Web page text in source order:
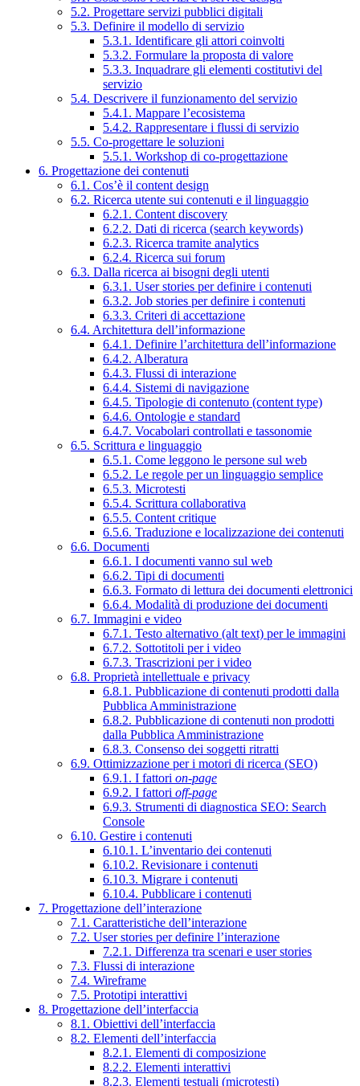
5.2. Progettare servizi pubblici digitali
5.3. Definire il modello di servizio
5.3.1. Identificare gli attori coinvolti
5.3.2. Formulare la proposta di valore
5.3.3. Inquadrare gli elementi costitutivi del
servizio
5.4. Descrivere il funzionamento del servizio
5.4.1. Mappare l’ecosistema
5.4.2. Rappresentare i flussi di servizio
5.5. Co-progettare le soluzioni
5.5.1. Workshop di co-progettazione
6. Progettazione dei contenuti
6.1. Cos’è il content design
6.2. Ricerca utente sui contenuti e il linguaggio
6.2.1. Content discovery
6.2.2. Dati di ricerca (search keywords)
6.2.3. Ricerca tramite analytics
6.2.4. Ricerca sui forum
6.3. Dalla ricerca ai bisogni degli utenti
6.3.1. User stories per definire i contenuti
6.3.2. Job stories per definire i contenuti
6.3.3. Criteri di accettazione
6.4. Architettura dell’informazione
6.4.1. Definire l’architettura dell’informazione
6.4.2. Alberatura
6.4.3. Flussi di interazione
6.4.4. Sistemi di navigazione
6.4.5. Tipologie di contenuto (content type)
6.4.6. Ontologie e standard
6.4.7. Vocabolari controllati e tassonomie
6.5. Scrittura e linguaggio
6.5.1. Come leggono le persone sul web
6.5.2. Le regole per un linguaggio semplice
6.5.3. Microtesti
6.5.4. Scrittura collaborativa
6.5.5. Content critique
6.5.6. Traduzione e localizzazione dei contenuti
6.6. Documenti
6.6.1. I documenti vanno sul web
6.6.2. Tipi di documenti
6.6.3. Formato di lettura dei documenti elettronici
6.6.4. Modalità di produzione dei documenti
6.7. Immagini e video
6.7.1. Testo alternativo (alt text) per le immagini
6.7.2. Sottotitoli per i video
6.7.3. Trascrizioni per i video
6.8. Proprietà intellettuale e privacy
6.8.1. Pubblicazione di contenuti prodotti dalla
Pubblica Amministrazione
6.8.2. Pubblicazione di contenuti non prodotti
dalla Pubblica Amministrazione
6.8.3. Consenso dei soggetti ritratti
6.9. Ottimizzazione per i motori di ricerca (SEO)
6.9.1. I fattori on-page
6.9.2. I fattori off-page
6.9.3. Strumenti di diagnostica SEO: Search
Console
6.10. Gestire i contenuti
6.10.1. L’inventario dei contenuti
6.10.2. Revisionare i contenuti
6.10.3. Migrare i contenuti
6.10.4. Pubblicare i contenuti
7. Progettazione dell’interazione
7.1. Caratteristiche dell’interazione
7.2. User stories per definire l’interazione
7.2.1. Differenza tra scenari e user stories
7.3. Flussi di interazione
7.4. Wireframe
7.5. Prototipi interattivi
8. Progettazione dell’interfaccia
8.1. Obiettivi dell’interfaccia
8.2. Elementi dell’interfaccia
8.2.1. Elementi di composizione
8.2.2. Elementi interattivi
8.2.3. Elementi testuali (microtesti)